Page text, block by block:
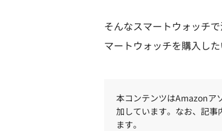
そんなスマートウォッチ
マートウォッチを購入し
本コンテンツはAmazonア
加しています。なお、記事
ます。